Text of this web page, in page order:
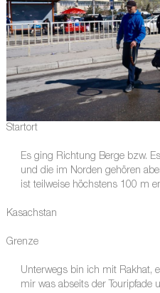
Startort
Es ging Richtung Berge bzw.
und die im Norden gehören
ist teilweise höchstens 100 m
Kasachstan
Grenze
Unterwegs bin ich mit Rakhat,
mir was abseits der Touripfade